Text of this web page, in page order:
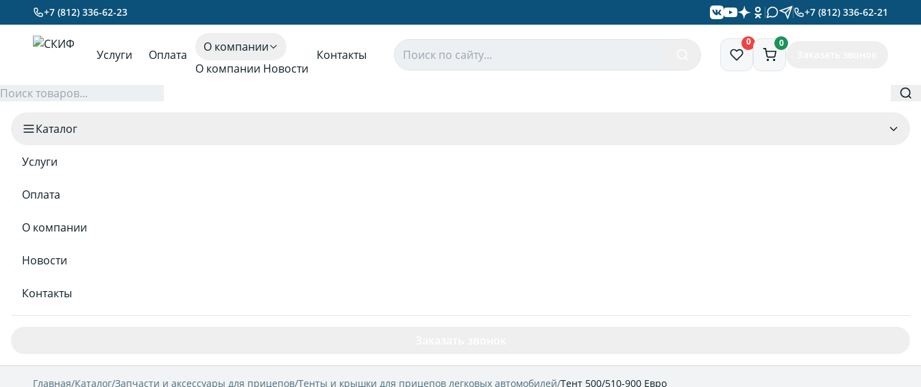
+7 (812) 336-62-23 +7 (812) 336-62-21
Услуги Оплата
О компании
О компании Новости
Контакты
0 0
Каталог
Услуги
Оплата
О компании
Новости
Контакты
Главная/Каталог/Запчасти и аксессуары для прицепов/Тенты и крышки для прицепов легковых автомобилей/Тент 500/510-900 Евро